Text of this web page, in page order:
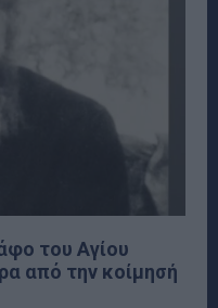
του Αγίου
από την κοίμησή